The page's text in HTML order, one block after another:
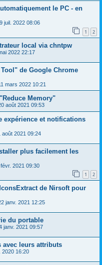
le PC - en
juil. 2022 08:06
1 2
local via chntpw
2022 22:17
de Google Chrome
mars 2022 10:21
Memory"
août 2021 09:53
expérience et notifications
août 2021 09:24
plus facilement les
2021 09:30
1 2
de Nirsoft pour
janv. 2021 12:25
du portable
janv. 2021 09:57
avec leurs attributs
2020 16:20